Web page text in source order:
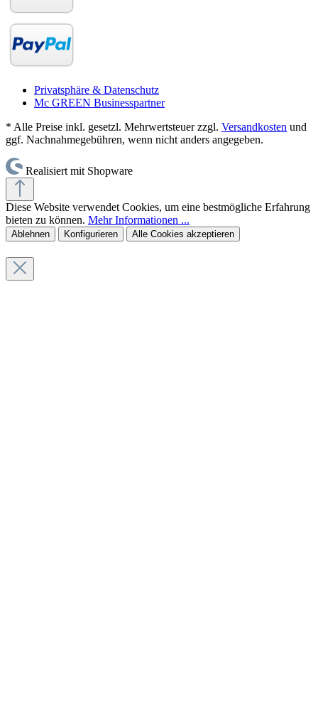
Privatsphäre & Datenschutz
Mc GREEN Businesspartner
* Alle Preise inkl. gesetzl. Mehrwertsteuer zzgl. Versandkosten und
ggf. Nachnahmegebühren, wenn nicht anders angegeben.
Realisiert mit Shopware
Diese Website verwendet Cookies, um eine bestmögliche Erfahrung
bieten zu können. Mehr Informationen ...
Ablehnen Konfigurieren Alle Cookies akzeptieren